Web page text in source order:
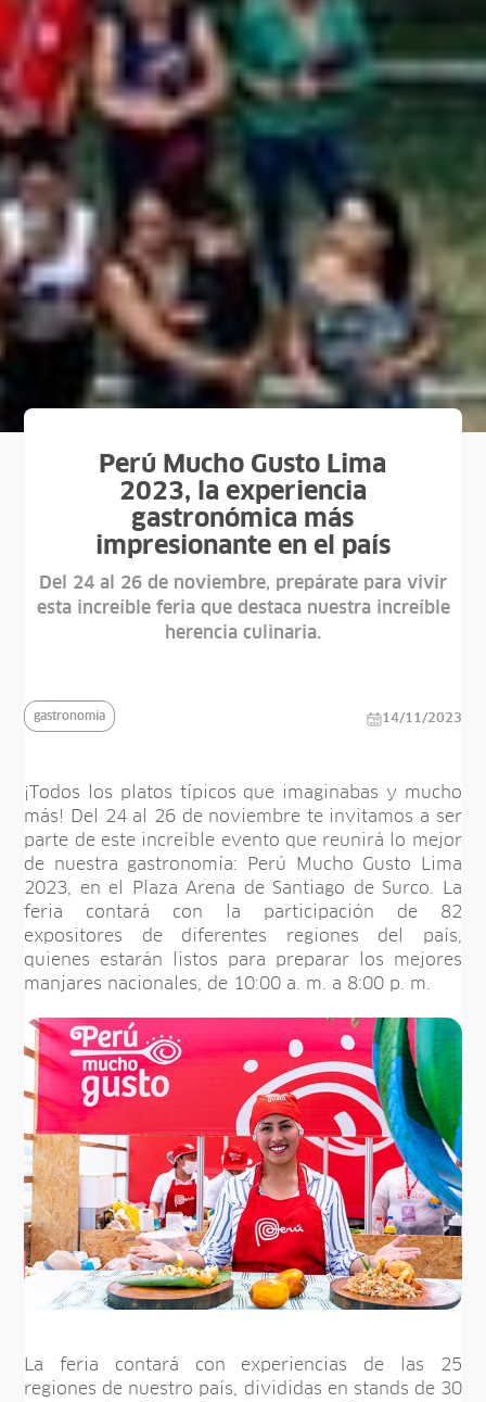
Perú Mucho Gusto Lima
2023, la experiencia
gastronómica más
impresionante en el país
Del 24 al 26 de noviembre, prepárate para vivir
esta increíble feria que destaca nuestra increíble
herencia culinaria.
gastronomia 14/11/2023
¡Todos los platos típicos que imaginabas y mucho
más! Del 24 al 26 de noviembre te invitamos a ser
parte de este increíble evento que reunirá lo mejor
de nuestra gastronomía: Perú Mucho Gusto Lima
2023, en el Plaza Arena de Santiago de Surco. La
feria contará con la participación de 82
expositores de diferentes regiones del país,
quienes estarán listos para preparar los mejores
manjares nacionales, de 10:00 a. m. a 8:00 p. m.
La feria contará con experiencias de las 25
regiones de nuestro país, divididas en stands de 30